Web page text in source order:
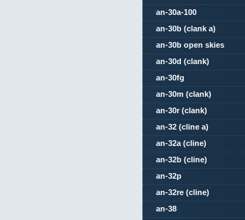
an-30a-100
an-30b (clank a)
an-30b open skies
an-30d (clank)
an-30fg
an-30m (clank)
an-30r (clank)
an-32 (cline a)
an-32a (cline)
an-32b (cline)
an-32p
an-32re (cline)
an-38